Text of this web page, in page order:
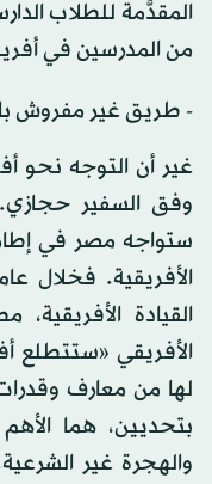
المقدَّمة للطلاب
من المدرسين في
- طريق غير مفروش
غير أن التوجه نحو
وفق السفير
ستواجه مصر في
الأفريقية.
الأفريقي «ستتطلع
لها من معارف
بتحديين، هما
والهجرة غير